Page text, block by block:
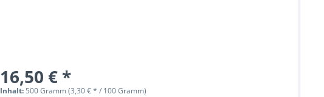
16,50 € *
Inhalt: 500 Gramm (3,30 € * / 100 Gramm)